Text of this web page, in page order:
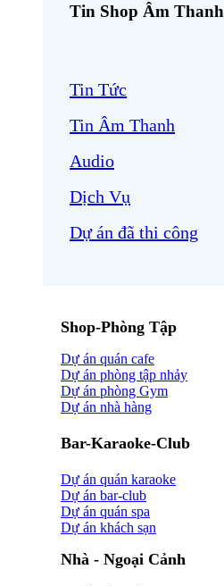
Tin Shop Âm Thanh
Tin Tức
Tin Âm Thanh
Audio
Dịch Vụ
Dự án đã thi công
Shop-Phòng Tập
Dự án quán cafe
Dự án phòng tập nhảy
Dự án phòng Gym
Dự án nhà hàng
Bar-Karaoke-Club
Dự án quán karaoke
Dự án bar-club
Dự án quán spa
Dự án khách sạn
Nhà - Ngoại Cảnh